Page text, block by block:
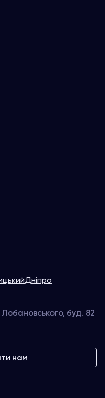
Дніпро
буд. 82
нам